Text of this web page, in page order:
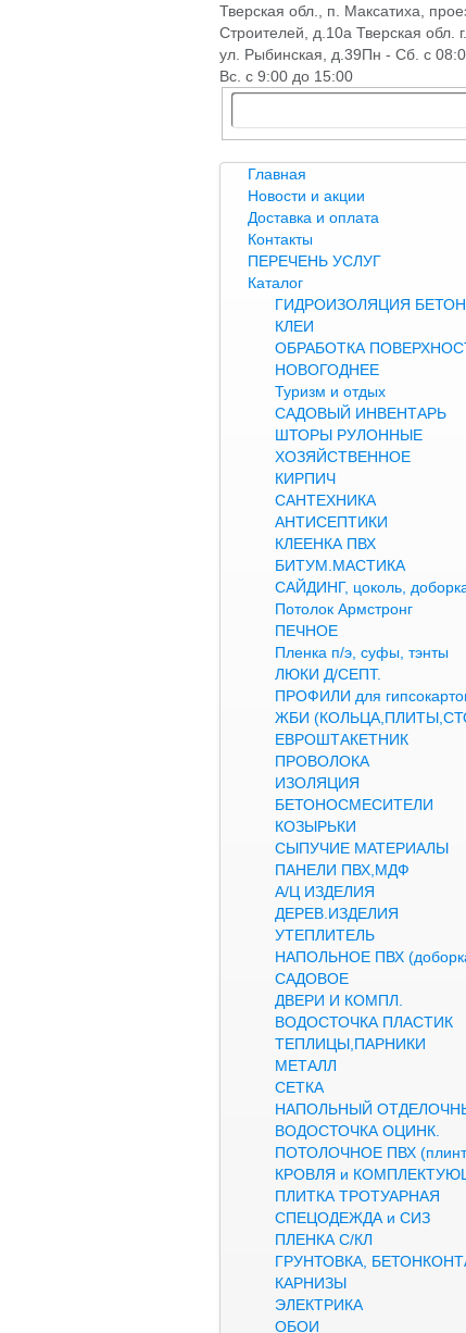
Тверская обл., п. Максатиха,
Строителей, д.10а Тверская обл.
ул. Рыбинская, д.39Пн - Сб. с
Вс. с 9:00 до 15:00
Главная
Новости и акции
Доставка и оплата
Контакты
ПЕРЕЧЕНЬ УСЛУГ
Каталог
ГИДРОИЗОЛЯЦИЯ
КЛЕИ
ОБРАБОТКА
НОВОГОДНЕЕ
Туризм и отдых
САДОВЫЙ ИНВЕНТАРЬ
ШТОРЫ РУЛОННЫЕ
ХОЗЯЙСТВЕННОЕ
КИРПИЧ
САНТЕХНИКА
АНТИСЕПТИКИ
КЛЕЕНКА ПВХ
БИТУМ.МАСТИКА
САЙДИНГ, цоколь,
Потолок Армстронг
ПЕЧНОЕ
Пленка п/э, суфы, тэнты
ЛЮКИ Д/СЕПТ.
ПРОФИЛИ для
ЖБИ
ЕВРОШТАКЕТНИК
ПРОВОЛОКА
ИЗОЛЯЦИЯ
БЕТОНОСМЕСИТЕЛИ
КОЗЫРЬКИ
СЫПУЧИЕ МАТЕРИАЛЫ
ПАНЕЛИ ПВХ,МДФ
А/Ц ИЗДЕЛИЯ
ДЕРЕВ.ИЗДЕЛИЯ
УТЕПЛИТЕЛЬ
НАПОЛЬНОЕ ПВХ
САДОВОЕ
ДВЕРИ И КОМПЛ.
ВОДОСТОЧКА ПЛАСТИК
ТЕПЛИЦЫ,ПАРНИКИ
МЕТАЛЛ
СЕТКА
НАПОЛЬНЫЙ
ВОДОСТОЧКА ОЦИНК.
ПОТОЛОЧНОЕ ПВХ
КРОВЛЯ и
ПЛИТКА ТРОТУАРНАЯ
СПЕЦОДЕЖДА и СИЗ
ПЛЕНКА С/КЛ
ГРУНТОВКА,
КАРНИЗЫ
ЭЛЕКТРИКА
ОБОИ